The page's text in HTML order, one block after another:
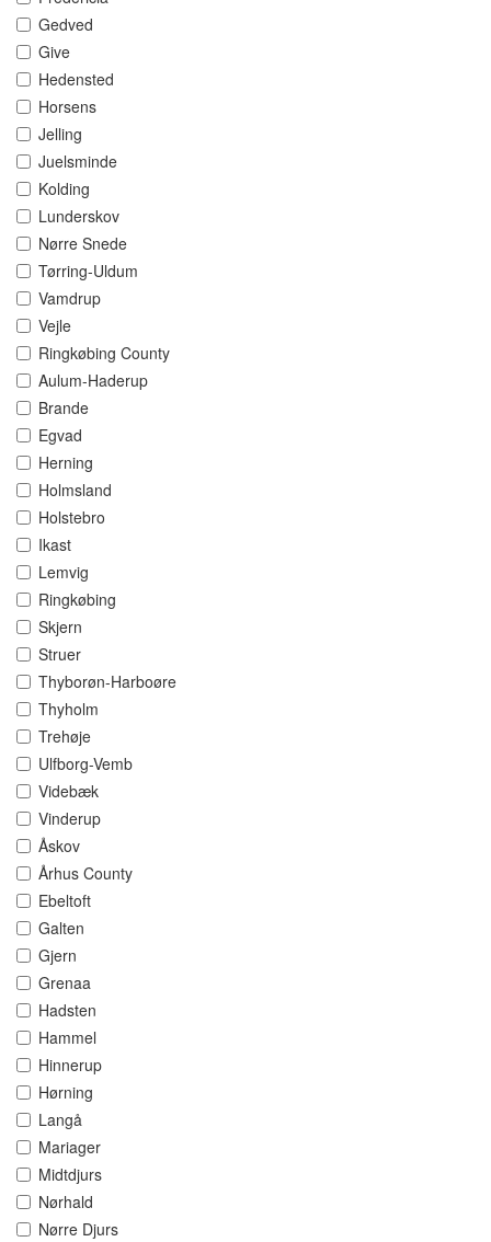
Gedved
Give
Hedensted
Horsens
Jelling
Juelsminde
Kolding
Lunderskov
Nørre Snede
Tørring-Uldum
Vamdrup
Vejle
Ringkøbing County
Aulum-Haderup
Brande
Egvad
Herning
Holmsland
Holstebro
Ikast
Lemvig
Ringkøbing
Skjern
Struer
Thyborøn-Harboøre
Thyholm
Trehøje
Ulfborg-Vemb
Videbæk
Vinderup
Åskov
Århus County
Ebeltoft
Galten
Gjern
Grenaa
Hadsten
Hammel
Hinnerup
Hørning
Langå
Mariager
Midtdjurs
Nørhald
Nørre Djurs